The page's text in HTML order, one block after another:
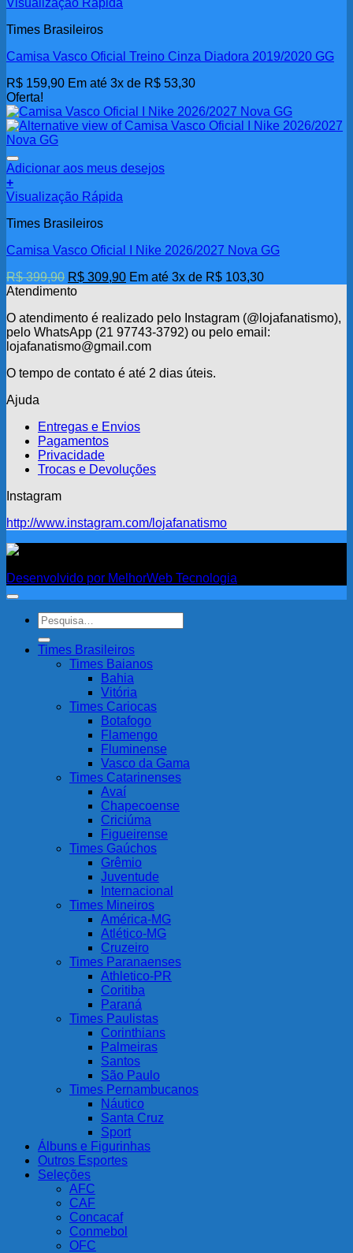
Visualização Rápida
Times Brasileiros
Camisa Vasco Oficial Treino Cinza Diadora 2019/2020 GG
R$ 159,90 Em até 3x de R$ 53,30
Oferta!
Adicionar aos meus desejos
+
Visualização Rápida
Times Brasileiros
Camisa Vasco Oficial I Nike 2026/2027 Nova GG
R$399,90 O
preço
era:
R$ 399,90.
R$ 309,90O
é:
R$ 309,90.
Em até 3x de R$ 103,30
Atendimento
O atendimento é realizado pelo Instagram (@lojafanatismo),
pelo WhatsApp (21 97743-3792) ou pelo email:
lojafanatismo@gmail.com
O tempo de contato é até 2 dias úteis.
Ajuda
Entregas e Envios
Pagamentos
Privacidade
Trocas e Devoluções
Instagram
http://www.instagram.com/lojafanatismo
Desenvolvido por MelhorWeb Tecnologia
Pesquisar
por:
Times Brasileiros
Times Baianos
Bahia
Vitória
Times Cariocas
Botafogo
Flamengo
Fluminense
Vasco da Gama
Times Catarinenses
Avaí
Chapecoense
Criciúma
Figueirense
Times Gaúchos
Grêmio
Juventude
Internacional
Times Mineiros
América-MG
Atlético-MG
Cruzeiro
Times Paranaenses
Athletico-PR
Coritiba
Paraná
Times Paulistas
Corinthians
Palmeiras
Santos
São Paulo
Times Pernambucanos
Náutico
Santa Cruz
Sport
Álbuns e Figurinhas
Outros Esportes
Seleções
AFC
CAF
Concacaf
Conmebol
OFC